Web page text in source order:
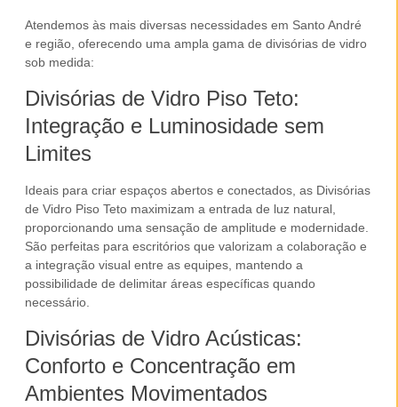
Atendemos às mais diversas necessidades em Santo André
e região, oferecendo uma ampla gama de divisórias de vidro
sob medida:
Divisórias de Vidro Piso Teto:
Integração e Luminosidade sem
Limites
Ideais para criar espaços abertos e conectados, as Divisórias
de Vidro Piso Teto maximizam a entrada de luz natural
proporcionando uma sensação de amplitude e modernidade.
São perfeitas para escritórios que valorizam a colaboração e
a integração visual entre as equipes, mantendo a
possibilidade de delimitar áreas específicas quando
necessário.
Divisórias de Vidro Acústicas:
Conforto e Concentração em
Ambientes Movimentados